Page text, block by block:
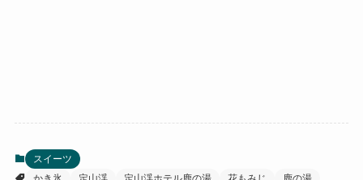
スイーツ